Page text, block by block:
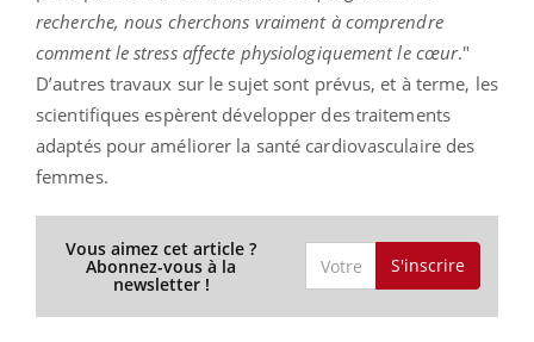
recherche, nous cherchons vraiment à comprendre
comment le stress affecte physiologiquement le cœur."
D’autres travaux sur le sujet sont prévus, et à terme, les
scientifiques espèrent développer des traitements
adaptés pour améliorer la santé cardiovasculaire des
femmes.
Vous aimez cet article ?
Abonnez-vous à la
newsletter !
S'inscrire